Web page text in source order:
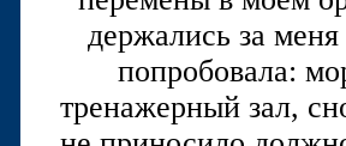
держались за
попробовала:
тренажерный зал,